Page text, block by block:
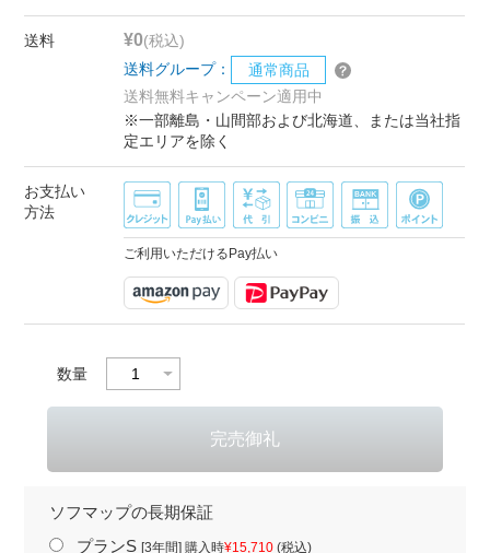
送料 ¥0(税込)
送料グループ：
通常商品
送料無料キャンペーン適用中
※一部離島・山間部および北海道、または当社指
定エリアを除く
お支払い
方法
ご利用いただけるPay払い
数量
ソフマップの長期保証
プランS [3年間] 購入時¥15,710(税込)